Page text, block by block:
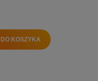
DO KOSZYKA